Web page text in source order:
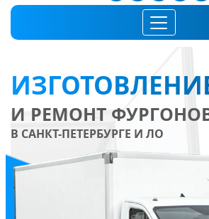
И РЕМОНТ
В САНКТ-ПЕТЕРБУРГЕ И ЛО